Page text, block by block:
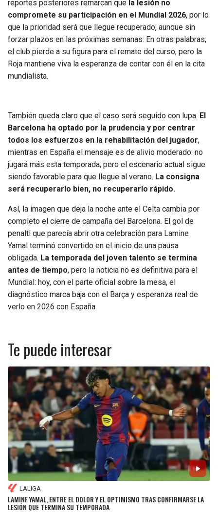
reportes posteriores remarcan que la lesión no
compromete su participación en el Mundial 2026, por lo
que la prioridad será que llegue recuperado, aunque sin
forzar plazos en las próximas semanas. En otras palabras,
el club pierde a su figura para el remate del curso, pero la
Roja mantiene viva la esperanza de contar con él en la cita
mundialista.
También queda claro que el caso será seguido con lupa. El
Barcelona ha optado por la prudencia y por centrar
todos los esfuerzos en la rehabilitación del jugador,
mientras en España el mensaje es de alivio moderado: no
jugará más esta temporada, pero el escenario actual sigue
siendo favorable para que llegue al verano. La consigna
será recuperarlo bien, no recuperarlo rápido.
Así, la imagen que deja la noche ante el Celta cambia por
completo el cierre de campaña del Barcelona. El gol de
penalti que parecía abrir otra celebración para Lamine
Yamal terminó convertido en el inicio de una pausa
obligada. La temporada del joven talento se termina
antes de tiempo, pero la noticia no es definitiva para el
Mundial: hoy, con el parte oficial sobre la mesa, el
diagnóstico marca baja con el Barça y esperanza real de
verlo en 2026 con España.
Te puede interesar
LALIGA
LAMINE YAMAL, ENTRE EL DOLOR Y EL OPTIMISMO TRAS CONFIRMARSE LA
LESIÓN QUE TERMINA SU TEMPORADA